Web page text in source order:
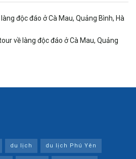
độc đáo ở Cà Mau, Quảng Bình, Hà
về làng độc đáo ở Cà Mau, Quảng
du lịch du lịch Phú Yên